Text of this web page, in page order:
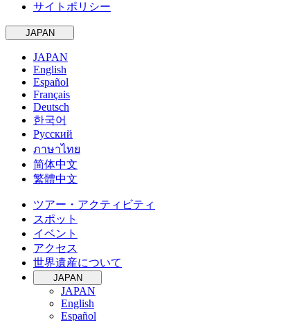
サイトポリシー
JAPAN
JAPAN
English
Español
Français
Deutsch
한국어
Русский
ภาษาไทย
简体中文
繁體中文
ツアー・アクティビティ
スポット
イベント
アクセス
世界遺産について
JAPAN
JAPAN
English
Español